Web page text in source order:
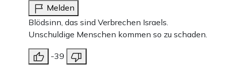
Melden
Blödsinn, das sind Verbrechen Israels.
Unschuldige Menschen kommen so zu schaden.
-39